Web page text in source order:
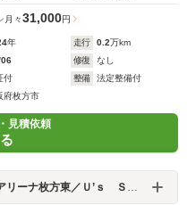
月々31,000円
年 走行 0.2万km
修復
なし
付 整備
法定整備付
府枚方市
見積依頼
方東／Ｕ’ｓ ＳＴＡＴＩＯＮ枚方